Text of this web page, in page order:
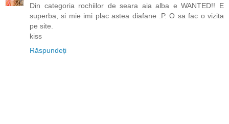
Din categoria rochiilor de seara aia alba e WANTED!! E
superba, si mie imi plac astea diafane :P. O sa fac o vizita
pe site.
kiss
Răspundeți